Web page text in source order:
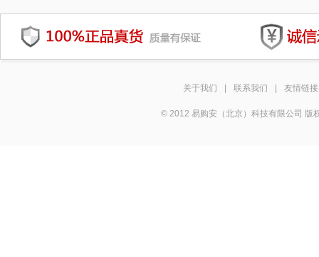
关于我们 联系我们 友情链接
© 2012 易购安（北京）科技有限公司 版